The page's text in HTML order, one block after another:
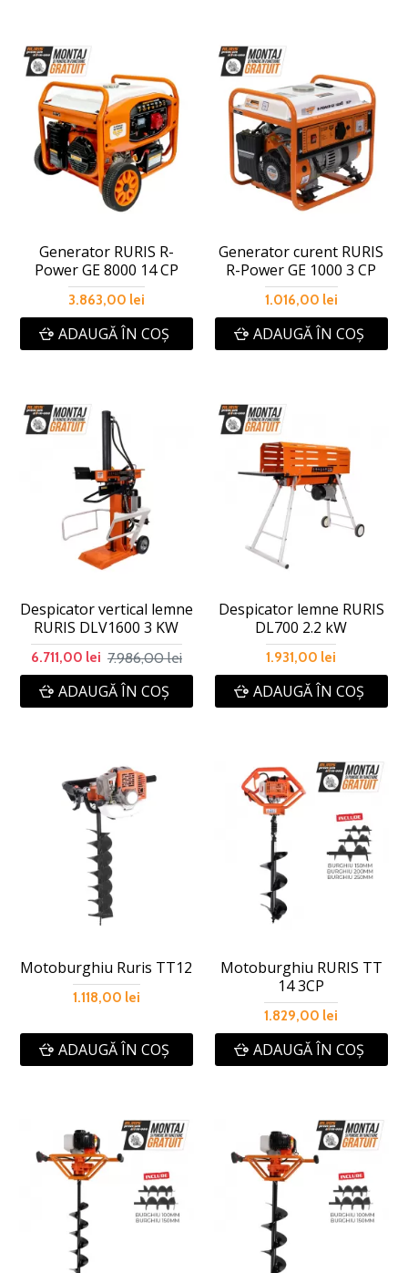
Generator RURIS R-
Power GE 8000 14 CP
3.863,00 lei
ADAUGĂ ÎN COŞ
Generator curent RURIS
R-Power GE 1000 3 CP
1.016,00 lei
ADAUGĂ ÎN COŞ
Despicator vertical lemne
RURIS DLV1600 3 KW
6.711,00 lei 7.986,00 lei
ADAUGĂ ÎN COŞ
Despicator lemne RURIS
DL700 2.2 kW
1.931,00 lei
ADAUGĂ ÎN COŞ
Motoburghiu Ruris TT12
1.118,00 lei
ADAUGĂ ÎN COŞ
Motoburghiu RURIS TT
14 3CP
1.829,00 lei
ADAUGĂ ÎN COŞ